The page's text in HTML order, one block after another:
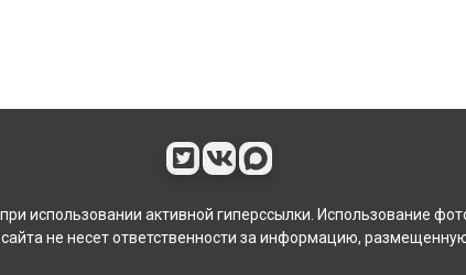
использовании активной гиперссылки. Использование
не несет ответственности за информацию,